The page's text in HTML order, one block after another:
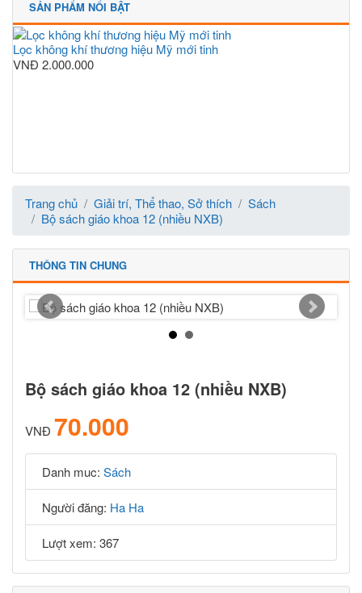
SẢN PHẨM NỔI BẬT
Lọc không khí thương hiệu Mỹ mới tinh
VNĐ 2.000.000
Trang chủ Giải trí, Thể thao, Sở thích
Sách
Bộ sách giáo khoa 12 (nhiều NXB)
THÔNG TIN CHUNG
Bộ sách giáo khoa 12 (nhiều NXB)
VNĐ 70.000
Danh muc: Sách
Người đăng: Ha Ha
Lượt xem: 367